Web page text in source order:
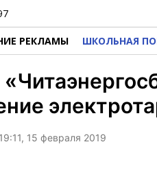
РЕКЛАМЫ ШКОЛЬНАЯ
15 февраля 2019